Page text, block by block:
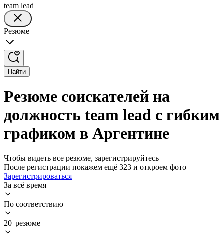
team lead
Резюме
Найти
Резюме соискателей на
должность team lead с гибким
графиком в Аргентине
Чтобы видеть все резюме, зарегистрируйтесь
После регистрации покажем ещё 323 и откроем фото
Зарегистрироваться
За всё время
По соответствию
20 резюме